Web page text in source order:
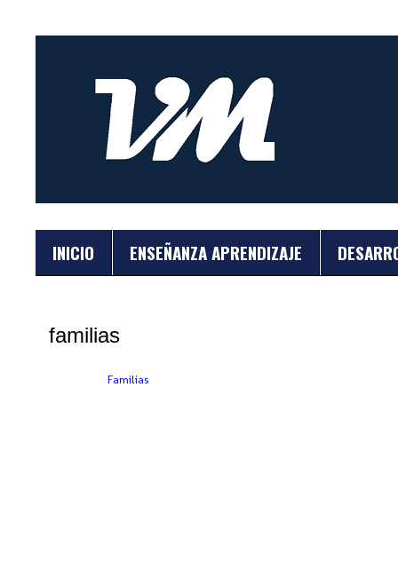
INICIO ENSEÑANZA APRENDIZAJE
familias
Familias